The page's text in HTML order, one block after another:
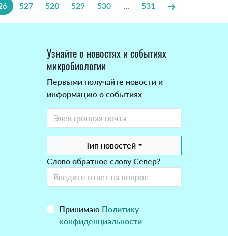
527 528 529 530 ... 531
Узнайте о новостях и событиях
микробиологии
Первыми получайте новости и
информацию о событиях
Тип новостей
Слово обратное слову Север?
Принимаю Политику
конфиденциальности